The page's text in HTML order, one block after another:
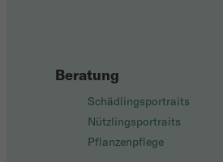
Beratung
Schädlingsportraits
Nützlingsportraits
Pflanzenpflege